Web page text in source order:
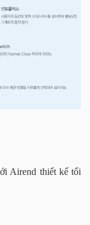
Airend thiết kế tối